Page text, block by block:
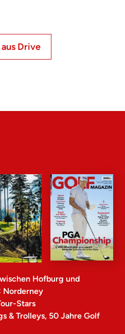
Drive
Hofburg und
Norderney
Stars
& Trolleys, 50 Jahre Golf